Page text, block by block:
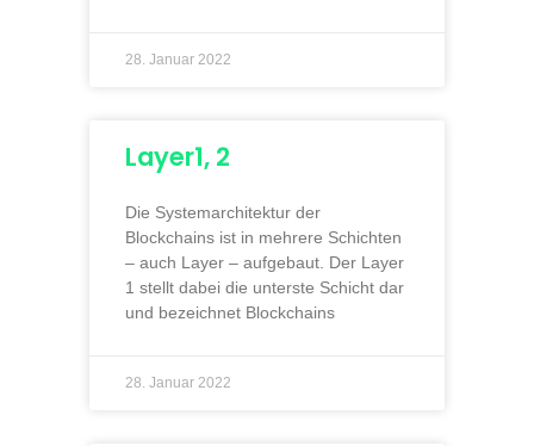
28. Januar 2022
Layer1, 2
Die Systemarchitektur der
Blockchains ist in mehrere Schichten
– auch Layer – aufgebaut. Der Layer
1 stellt dabei die unterste Schicht dar
und bezeichnet Blockchains
28. Januar 2022